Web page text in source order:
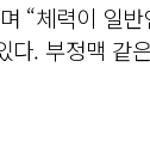
“체력이 일
다. 부정맥 같